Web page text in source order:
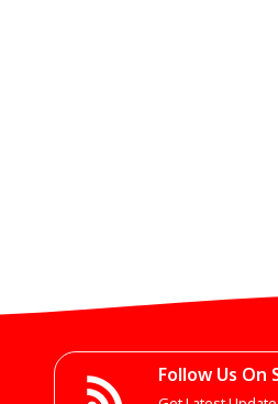
Follow Us On